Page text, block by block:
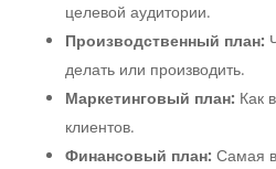
целевой аудитории.
Производственный план:
делать или производить.
Маркетинговый план: Как
клиентов.
Финансовый план: Самая